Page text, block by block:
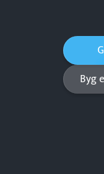
Byg